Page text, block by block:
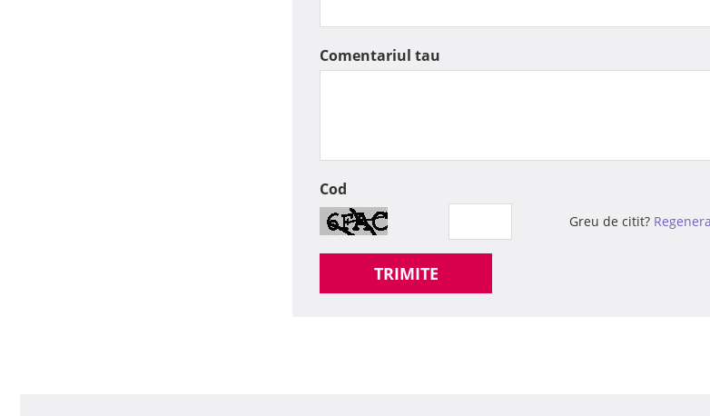
Comentariul tau
Cod
Greu de citit?
TRIMITE